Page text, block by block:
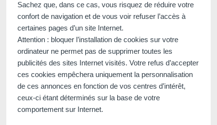
Sachez que, dans ce cas, vous risquez de réduire votre
confort de navigation et de vous voir refuser l’accès à
certaines pages d’un site Internet.
Attention : bloquer l’installation de cookies sur votre
ordinateur ne permet pas de supprimer toutes les
publicités des sites Internet visités. Votre refus d’accepter
ces cookies empêchera uniquement la personnalisation
de ces annonces en fonction de vos centres d’intérêt,
ceux-ci étant déterminés sur la base de votre
comportement sur Internet.
,